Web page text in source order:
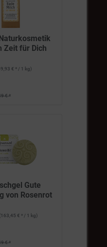
Zeit für Dich
€ * / 1 kg)
€ *
Gute
von Rosenrot
(163,45 € * / 1 kg)
€ *